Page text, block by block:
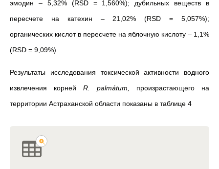
эмодин – 5,32% (RSD = 1,560%); дубильных веществ в
пересчете на катехин – 21,02% (RSD = 5,057%);
органических кислот в пересчете на яблочную кислоту – 1,1%
(RSD = 9,09%).
Результаты исследования токсической активности водного
извлечения корней R. palmátum, произрастающего на
территории Астраханской области показаны в таблице 4